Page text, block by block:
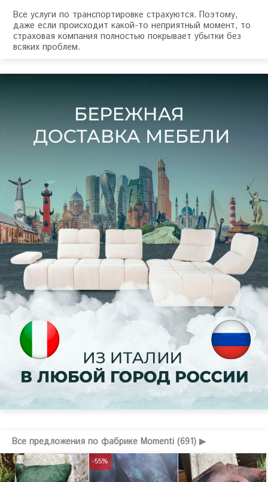
Все услуги по транспортировке страхуются. Поэтому,
даже если происходит какой-то неприятный момент, то
страховая компания полностью покрывает убытки без
всяких проблем.
Все предложения по фабрике Momenti (691) ▶
-55%